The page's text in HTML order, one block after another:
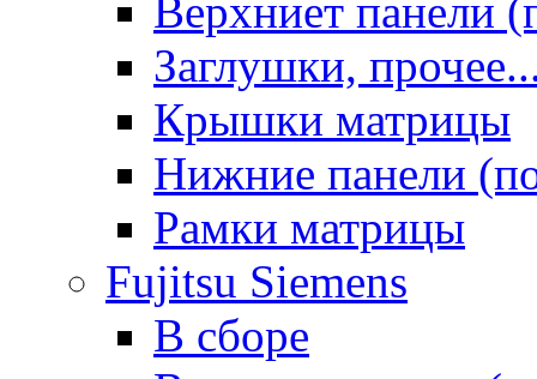
Верхниет панели
Заглушки,
Крышки матрицы
Нижние панели
Рамки матрицы
Fujitsu Siemens
В сборе